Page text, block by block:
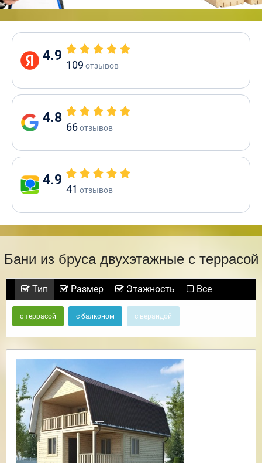
4.9
109 отзывов
4.8
66отзывов
4.9
41 отзывов
Бани из бруса двухэтажные с террасой
Тип Размер Этажность Все
с террасой с балконом с верандой